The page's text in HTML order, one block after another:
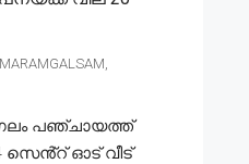
പഞ്ചായത്ത്
ഓട് വീട്